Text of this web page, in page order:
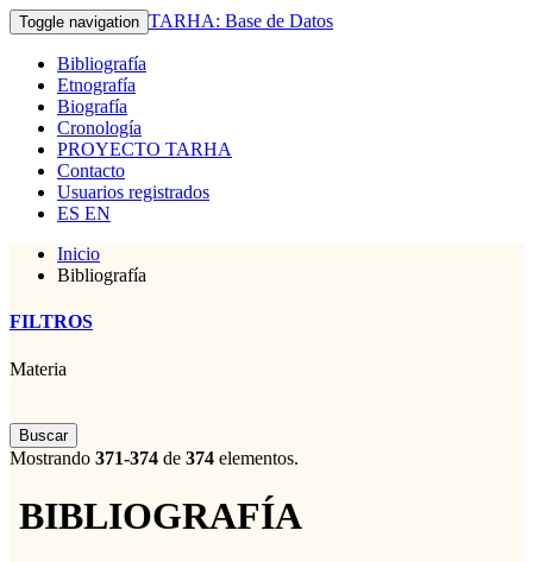
Toggle navigation TARHA: Base de Datos
Bibliografía
Etnografía
Biografía
Cronología
PROYECTO TARHA
Contacto
Usuarios registrados
ES EN
Inicio
Bibliografía
FILTROS
Materia
Buscar
Mostrando 371-374 de 374 elementos.
BIBLIOGRAFÍA